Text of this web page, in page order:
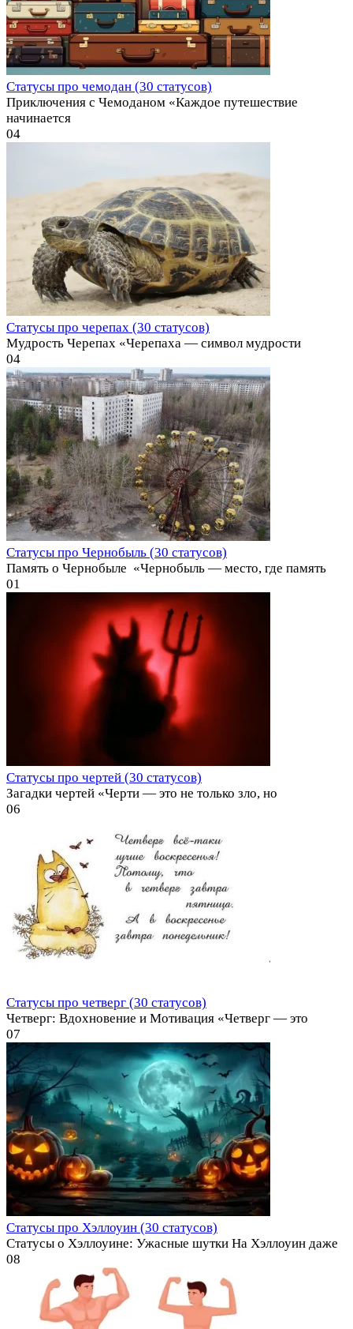
Статусы про чемодан (30 статусов)
Приключения с Чемоданом «Каждое путешествие
начинается
04
Статусы про черепах (30 статусов)
Мудрость Черепах «Черепаха — символ мудрости
04
Статусы про Чернобыль (30 статусов)
Память о Чернобыле ️ «Чернобыль — место, где память
01
Статусы про чертей (30 статусов)
Загадки чертей «Черти — это не только зло, но
06
Статусы про четверг (30 статусов)
Четверг: Вдохновение и Мотивация «Четверг — это
07
Статусы про Хэллоуин (30 статусов)
Статусы о Хэллоуине: Ужасные шутки На Хэллоуин даже
08